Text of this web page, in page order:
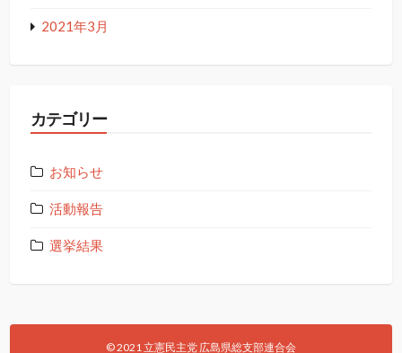
2021年3月
カテゴリー
お知らせ
活動報告
選挙結果
© 2021 立憲民主党 広島県総支部連合会